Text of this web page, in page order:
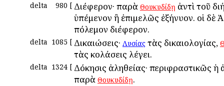
delta 980 [ Διέφερον· παρὰ Θουκυδίδῃ ἀντὶ τοῦ
ὑπέμενον ἢ ἐπιμελῶς ἐξήνυον. οἱ δὲ
πόλεμον διέφερον.
delta 1085 [ Δικαιώσεις· Λυσίας τὰς δικαιολογίας,
τὰς κολάσεις λέγει.
delta 1324 [ Δόκησις ἀληθείας· περιφραστικῶς ἡ
παρὰ Θουκυδίδῃ.